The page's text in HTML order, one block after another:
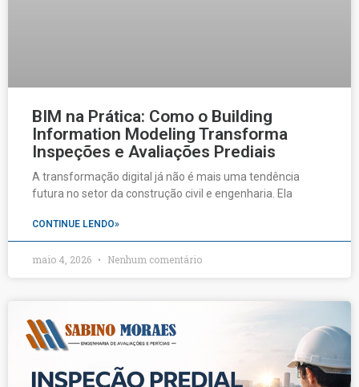
BIM na Prática: Como o Building
Information Modeling Transforma
Inspeções e Avaliações Prediais
A transformação digital já não é mais uma tendência
futura no setor da construção civil e engenharia. Ela
CONTINUE LENDO»
maio 4, 2026 Nenhum comentário